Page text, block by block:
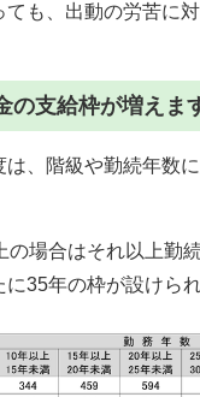
ても、出動の労苦に
支給枠が増えま
、階級や勤続年数
の場合はそれ以上勤
35年の枠が設けられ